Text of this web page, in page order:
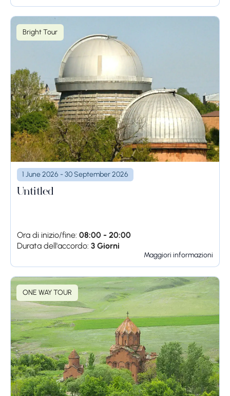
Bright Tour
1 June 2026 - 30 September 2026
Untitled
Ora di inizio/fine: 08:00 - 20:00
Durata dell'accordo: 3 Giorni
Maggiori informazioni
ONE WAY TOUR